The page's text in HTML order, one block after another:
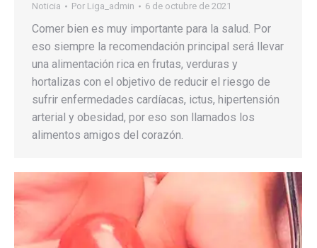
Noticia Por Liga_admin 6 de octubre de 2021
Comer bien es muy importante para la salud. Por
eso siempre la recomendación principal será llevar
una alimentación rica en frutas, verduras y
hortalizas con el objetivo de reducir el riesgo de
sufrir enfermedades cardíacas, ictus, hipertensión
arterial y obesidad, por eso son llamados los
alimentos amigos del corazón.